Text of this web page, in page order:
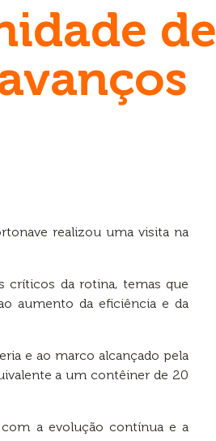
de
realizou uma visita na
críticos da rotina, temas que
aumento da eficiência e da
e ao marco alcançado pela
a um contêiner de 20
a evolução contínua e a